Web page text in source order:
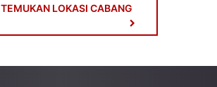
TEMUKAN LOKASI CABANG